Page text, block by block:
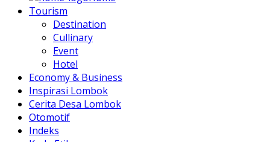
Tourism
Destination
Cullinary
Event
Hotel
Economy & Business
Inspirasi Lombok
Cerita Desa Lombok
Otomotif
Indeks